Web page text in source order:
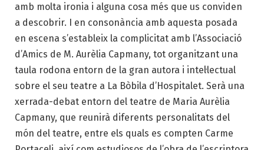
amb molta ironia i alguna cosa més que us conviden
a descobrir. I en consonància amb aquesta posada
en escena s’estableix la complicitat amb l’Associació
d’Amics de M. Aurèlia Capmany, tot organitzant una
taula rodona entorn de la gran autora i intel·lectual
sobre el seu teatre a La Bòbila d’Hospitalet. Serà una
xerrada-debat entorn del teatre de Maria Aurèlia
Capmany, que reunirà diferents personalitats del
món del teatre, entre els quals es compten Carme